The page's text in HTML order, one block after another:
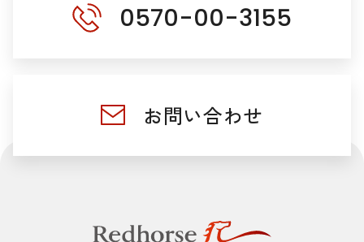
0570-00-3155
お問い合わせ